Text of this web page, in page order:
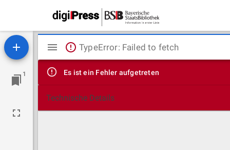
1
Mirador
Viewer
TypeError: Failed to fetch
Es ist ein Fehler aufgetreten
Technische Details